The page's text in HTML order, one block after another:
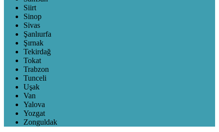
Siirt
Sinop
Sivas
Şanlıurfa
Şırnak
Tekirdağ
Tokat
Trabzon
Tunceli
Uşak
Van
Yalova
Yozgat
Zonguldak